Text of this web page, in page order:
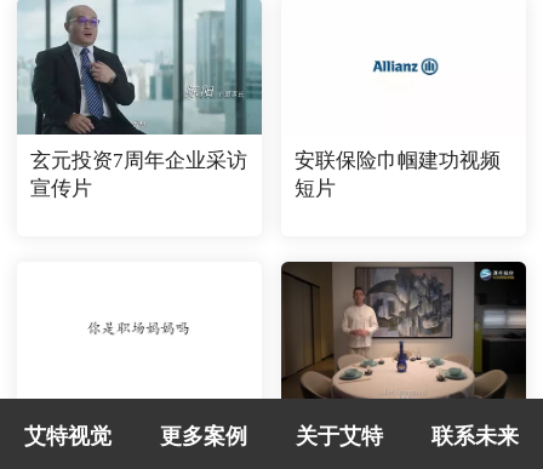
玄元投资7周年企业采访
宣传片
安联保险巾帼建功视频
短片
我买网户外采访宣传片
视频
宣传片视频拍摄制作：
喝酒礼仪之敬酒循序
艾特视觉 更多案例 关于艾特 联系未来